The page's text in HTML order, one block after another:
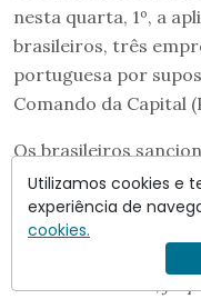
nesta quarta, 1º, a
brasileiros, três
portuguesa por
Comando da Capital
Os brasileiros
Oliveira Shimadae
Oliveira.
“O PCC representa
Utilizamos cookies e
experiência de
cookies.